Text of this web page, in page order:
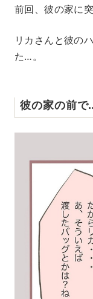
前回、彼の家に
リカさんと彼の
た…。
彼の家の前